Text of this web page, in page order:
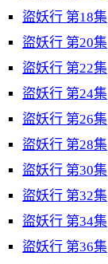
盜妖行 第18集
盜妖行 第20集
盜妖行 第22集
盜妖行 第24集
盜妖行 第26集
盜妖行 第28集
盜妖行 第30集
盜妖行 第32集
盜妖行 第34集
盜妖行 第36集